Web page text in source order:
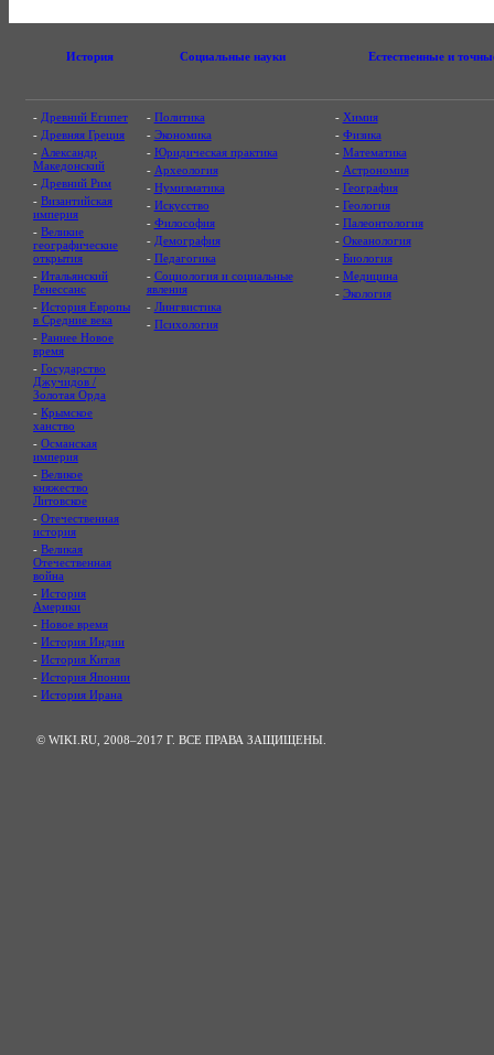
История Социальные науки Естественные и
- Древний Египет
- Древняя Греция
- Александр
Македонский
- Древний Рим
- Византийская
империя
- Великие
географические
открытия
- Итальянский
Ренессанс
- История Европы
в Средние века
- Раннее Новое
время
- Государство
Джучидов /
Золотая Орда
- Крымское
ханство
- Османская
империя
- Великое
княжество
Литовское
- Отечественная
история
- Великая
Отечественная
война
- История
Америки
- Новое время
- История Индии
- История Китая
- История Японии
- История Ирана
- Политика
- Экономика
- Юридическая практика
- Археология
- Нумизматика
- Искусство
- Философия
- Демография
- Педагогика
- Социология и социальные
явления
- Лингвистика
- Психология
- Химия
- Физика
- Математика
- Астрономия
- География
- Геология
- Палеонтология
- Океанология
- Биология
- Медицина
- Экология
© WIKI.RU, 2008–2017 Г. ВСЕ ПРАВА ЗАЩИЩЕНЫ.